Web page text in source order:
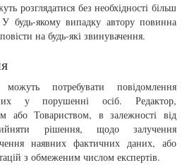
розглядатися без необхідності більш
будь-якому випадку автору повинна
на будь-які звинувачення.
потребувати повідомлення
у порушенні осіб. Редактор,
або Товариством, в залежності від
рішення, щодо залучення
наявних фактичних даних, або
з обмеженим числом експертів.